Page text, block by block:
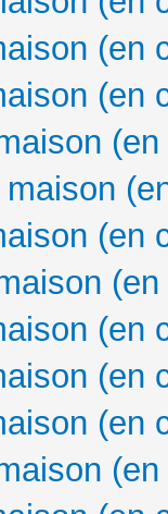
(en
(en
(en
(en
(en
(en